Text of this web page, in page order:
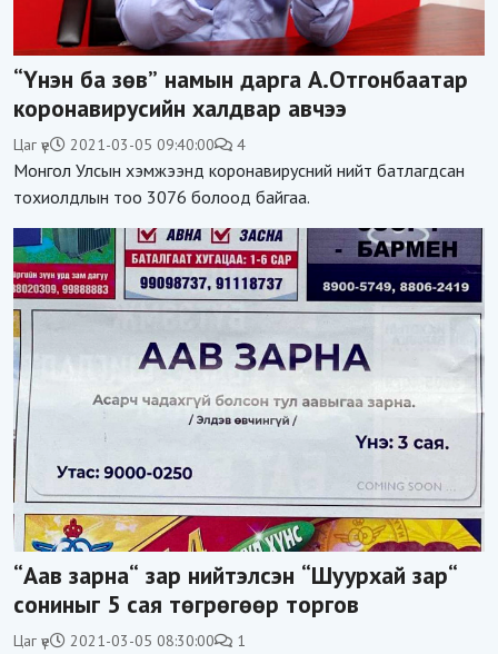
“Үнэн ба зөв” намын дарга А.Отгонбаатар
коронавирусийн халдвар авчээ
Цаг үе 2021-03-05 09:40:00 4
Монгол Улсын хэмжээнд коронавирусний нийт батлагдсан
тохиолдлын тоо 3076 болоод байгаа.
“Аав зарна“ зар нийтэлсэн “Шуурхай зар“
сониныг 5 сая төгрөгөөр торгов
Цаг үе 2021-03-05 08:30:00 1